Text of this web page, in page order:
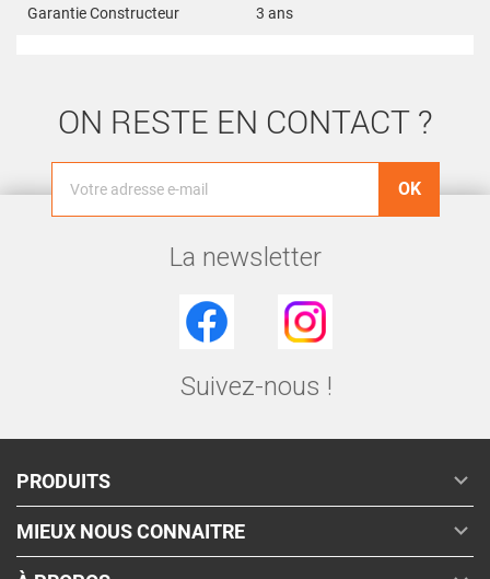
Garantie Constructeur 3 ans
ON RESTE EN CONTACT ?
La newsletter
Facebook Instagram
Suivez-nous !
PRODUITS 
MIEUX NOUS CONNAITRE 